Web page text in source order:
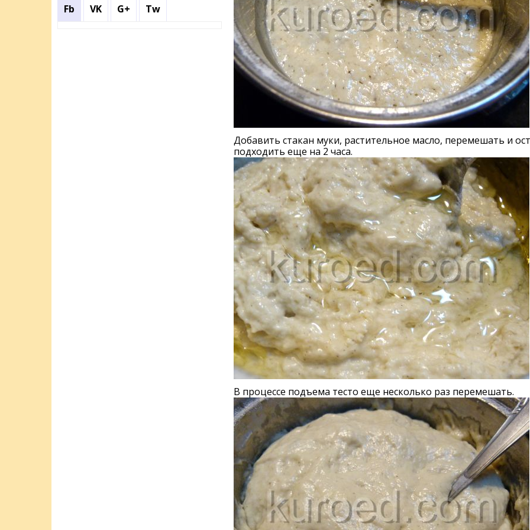
Добавить стакан муки, растительное масло, перемешать и
подходить еще на 2 часа.
В процессе подъема тесто еще несколько раз перемешать.
Fb VK G+ Tw